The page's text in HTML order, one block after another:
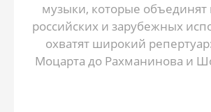
музыки, которые объединят
российских и зарубежных
охватят широкий
Моцарта до Рахманинова и